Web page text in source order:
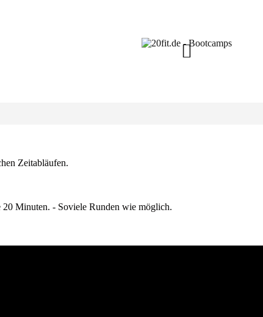
Zeitabläufen.
20 Minuten. - Soviele Runden wie möglich.